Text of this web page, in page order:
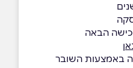
הבאה
באמצעות השובר